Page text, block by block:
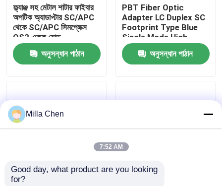
মান নিয়ন্ত্রণ
যোগাযোগ করুন
মামলা
ফাইবার অপটিক অবসান বক্স
ফ্ল্যাঞ্জ সহ মেটাল শাটার ফাইবার
অপটিক অ্যাডাপ্টার SC/APC
থেকে SC/APC সিমপ্লেক্স
OS2 একক মোড
অনুসন্ধান পাঠান
PBT Fiber Optic
Adapter LC Duplex SC
Footprint Type Blue
Single Mode High
Density
অনুসন্ধান পাঠান
Blue Fiber Test ST /
Milla Chen
7:52 AM
Good day, what product are you looking
for?